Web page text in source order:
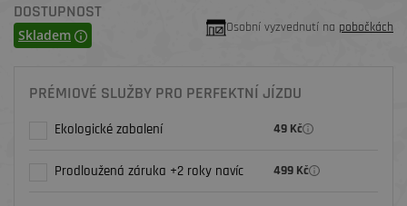
DOSTUPNOST
Skladem Osobní vyzvednutí na pobočkách
PRÉMIOVÉ SLUŽBY PRO PERFEKTNÍ JÍZDU
Ekologické zabalení 49 Kč
Prodloužená záruka +2 roky navíc 499 Kč